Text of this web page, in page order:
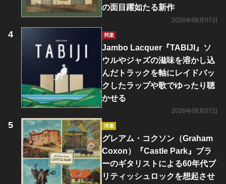
の面目躍如たる新作
2026年08月07日
邦楽
Jambo Lacquer『TABIJI』ソ
ウルやジャズの滋味を溶かし込
んだトラックを軸にレイドバッ
クしたラップや歌でゆったり聴
かせる
2026年08月07日
洋楽
グレアム・コクソン（Graham
Coxon）『Castle Park』ブラ
ーのギタリストによる60年代ブ
リティッシュロックを想起させ